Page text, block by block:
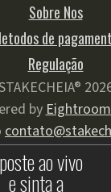
ao vivo
e sinta a
Sobre Nos
de
Regulação
by